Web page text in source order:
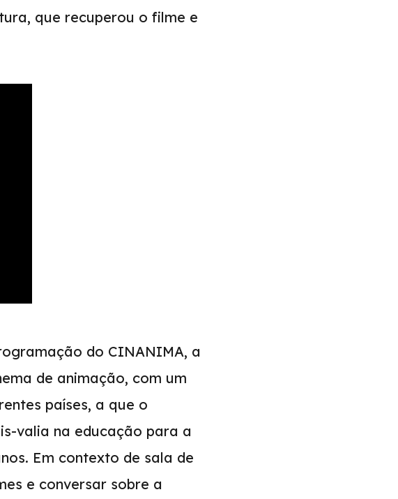
que recuperou o filme e
do CINANIMA, a
de animação, com um
países, a que o
valia na educação para a
Em contexto de sala de
e conversar sobre a